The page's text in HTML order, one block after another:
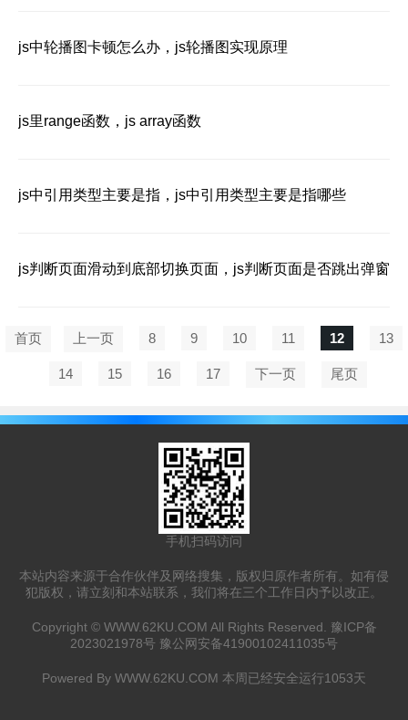
js中轮播图卡顿怎么办，js轮播图实现原理
js里range函数，js array函数
js中引用类型主要是指，js中引用类型主要是指哪些
js判断页面滑动到底部切换页面，js判断页面是否跳出弹窗
首页 上一页 8 9 10 11 12 13
14 15 16 17 下一页 尾页
手机扫码访问
本站内容来源于合作伙伴及网络搜集，版权归原作者所有。如有侵
犯版权，请立刻和本站联系，我们将在三个工作日内予以改正。
Copyright © WWW.62KU.COM All Rights Reserved. 豫ICP备
2023021978号 豫公网安备41900102411035号
Powered By WWW.62KU.COM 本周已经安全运行1053天